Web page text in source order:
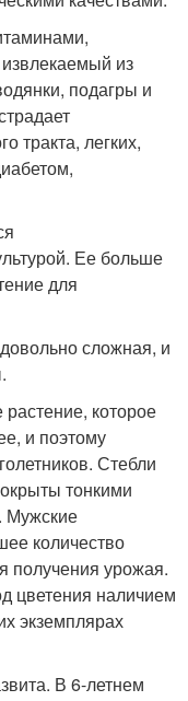
из
подагры и
тракта, легких,
Ее больше
для
сложная, и
которое
и поэтому
Стебли
тонкими
Мужские
количество
получения урожая.
цветения наличием
экземплярах
В 6-летнем